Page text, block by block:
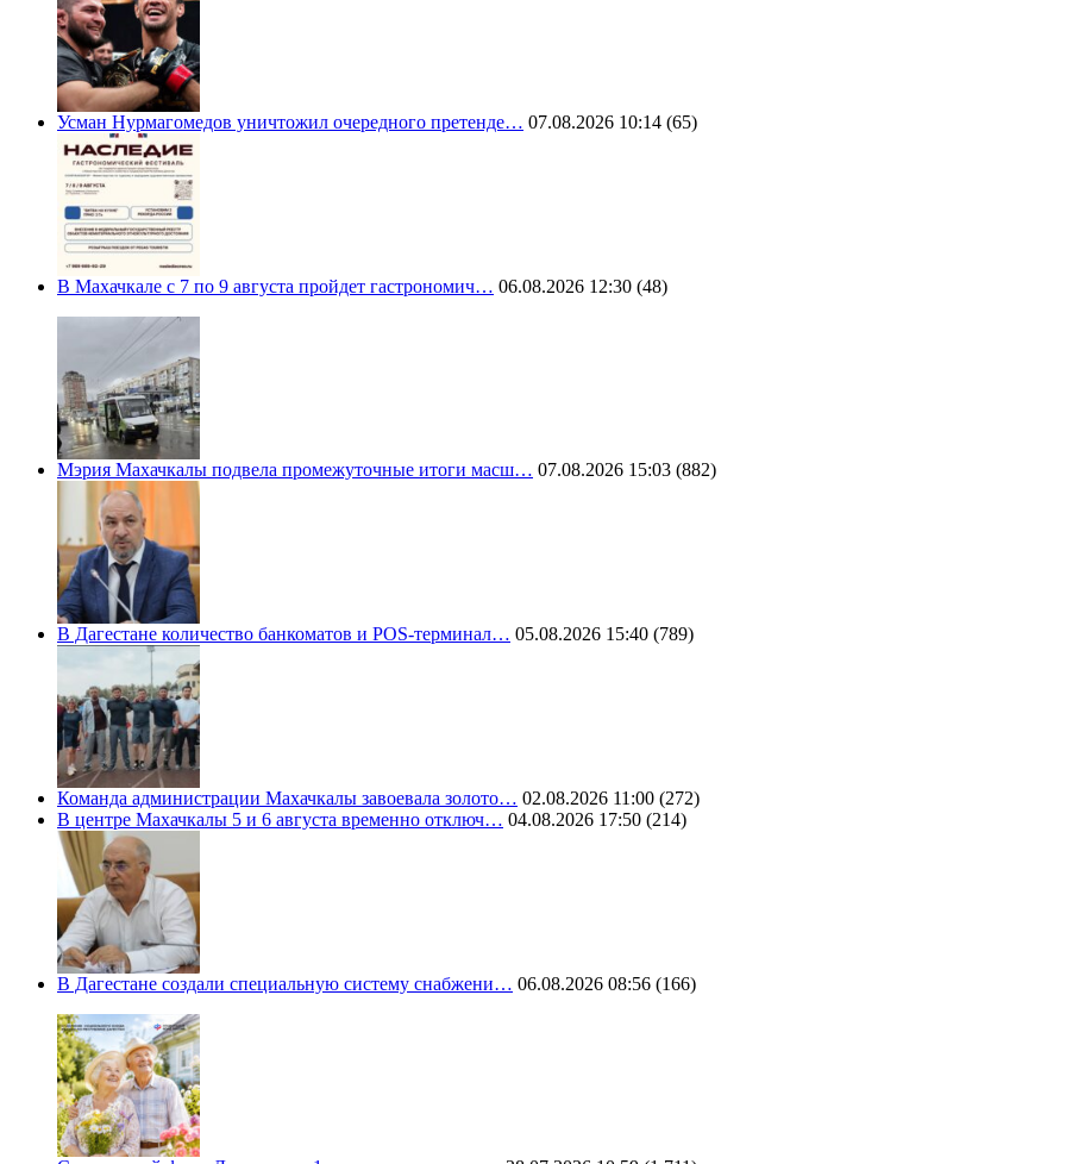
Усман Нурмагомедов уничтожил очередного претенде… 07.08.2026 10:14 (65)
В Махачкале с 7 по 9 августа пройдет гастрономич… 06.08.2026 12:30 (48)
Мэрия Махачкалы подвела промежуточные итоги масш… 07.08.2026 15:03 (882)
В Дагестане количество банкоматов и POS-терминал… 05.08.2026 15:40 (789)
Команда администрации Махачкалы завоевала золото… 02.08.2026 11:00 (272)
В центре Махачкалы 5 и 6 августа временно отключ… 04.08.2026 17:50 (214)
В Дагестане создали специальную систему снабжени… 06.08.2026 08:56 (166)